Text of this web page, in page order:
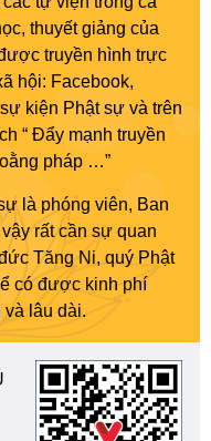
thuyết giảng của
truyền hình trực
hội: Facebook,
kiện Phật sự và trên
“ Đẩy mạnh truyền
pháp …”
là phóng viên, Ban
rất cần sự quan
Tăng Ni, quý Phật
có được kinh phí
lâu dài.